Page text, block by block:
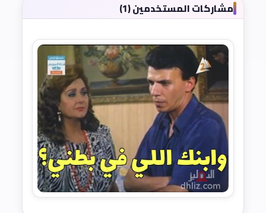
مشاركات المستخدمين (1)